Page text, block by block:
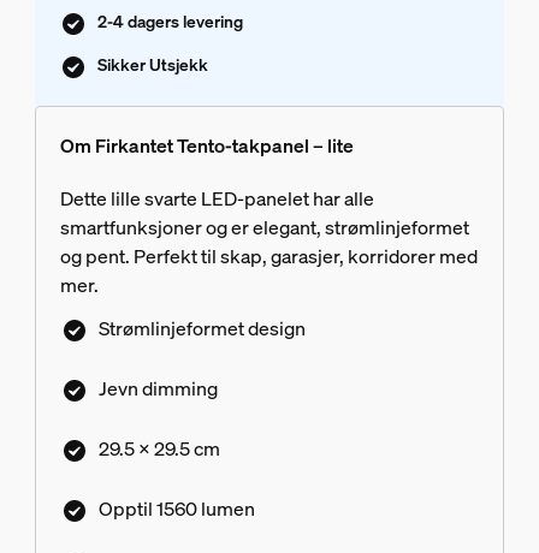
2-4 dagers levering
Sikker Utsjekk
Om Firkantet Tento-takpanel – lite
Dette lille svarte LED-panelet har alle
smartfunksjoner og er elegant, strømlinjeformet
og pent. Perfekt til skap, garasjer, korridorer med
mer.
Strømlinjeformet design
Jevn dimming
29.5 x 29.5 cm
Opptil 1560 lumen